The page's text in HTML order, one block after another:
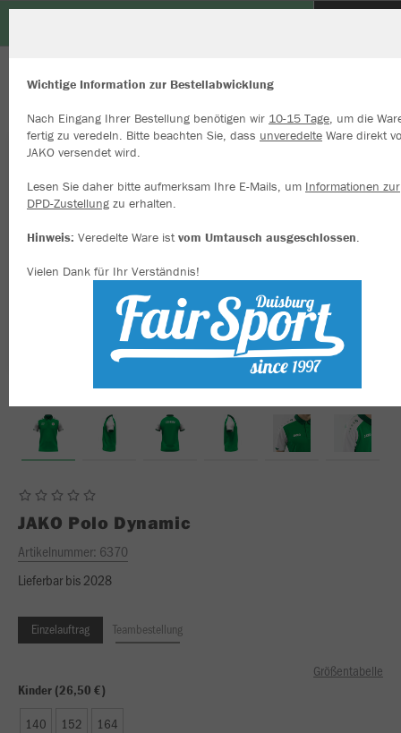
JAKO Polo Dynamic
Artikelnummer: 6370
Lieferbar bis 2028
Einzelauftrag Teambestellung
Größentabelle
Kinder (26,50 €)
140 152 164
Wichtige Information zur Bestellabwicklung
Nach Eingang Ihrer Bestellung benötigen wir 10-15 Tage, um die
fertig zu veredeln. Bitte beachten Sie, dass unveredelte Ware direkt
JAKO versendet wird.
Lesen Sie daher bitte aufmerksam Ihre E-Mails, um Informationen zur
DPD-Zustellung zu erhalten.
Hinweis: Veredelte Ware istvom Umtausch ausgeschlossen.
Vielen Dank für Ihr Verständnis!
Wir verwenden Cookies
Inhalte anzeigen und unsere Website verbessern. Weitere
zu den Cookies findest Du in den Einstellungen.
Alle akzeptieren
Alle ablehnen
mehr Infos
Datenschutz
Impressum